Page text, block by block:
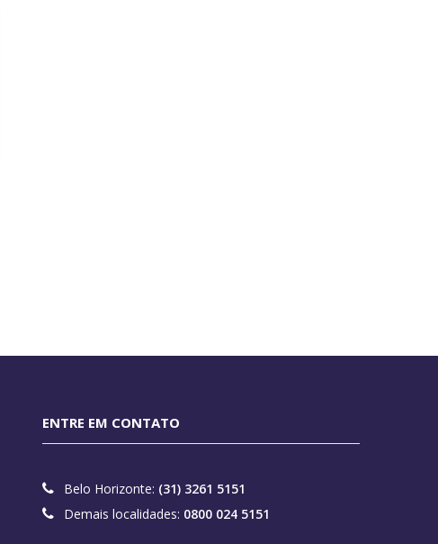
ENTRE EM CONTATO
Belo Horizonte: (31) 3261 5151
Demais localidades: 0800 024 5151